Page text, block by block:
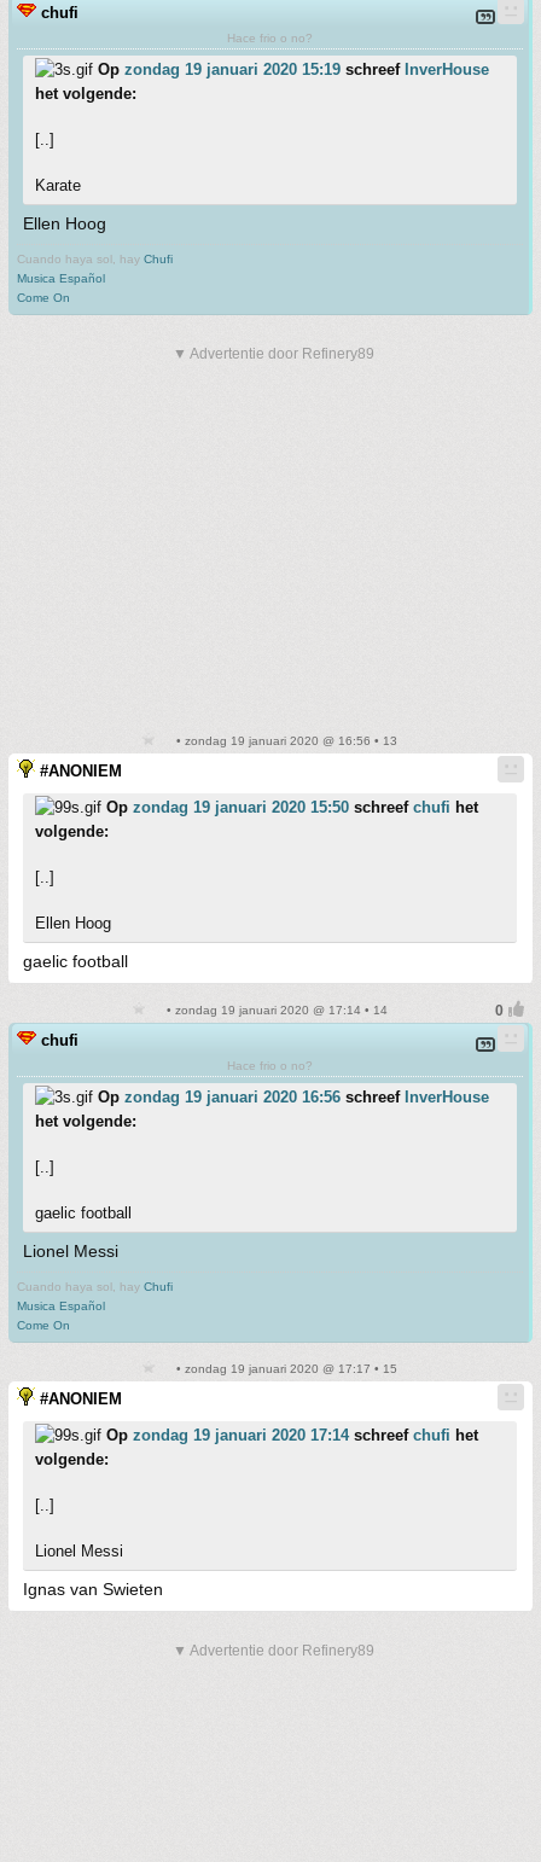
chufi
Hace frio o no?
Op zondag 19 januari 2020 15:19 schreef InverHouse
het volgende:
[..]
Karate
Ellen Hoog
Cuando haya sol, hay Chufi
Musica Español
Come On
▼ Advertentie door Refinery89
• zondag 19 januari 2020 @ 16:56 • 13
#ANONIEM
Op zondag 19 januari 2020 15:50 schreef chufi het
volgende:
[..]
Ellen Hoog
gaelic football
• zondag 19 januari 2020 @ 17:14 • 14
chufi
Hace frio o no?
Op zondag 19 januari 2020 16:56 schreef InverHouse
het volgende:
[..]
gaelic football
Lionel Messi
Cuando haya sol, hay Chufi
Musica Español
Come On
• zondag 19 januari 2020 @ 17:17 • 15
#ANONIEM
Op zondag 19 januari 2020 17:14schreef chufi het
volgende:
[..]
Lionel Messi
Ignas van Swieten
▼ Advertentie door Refinery89